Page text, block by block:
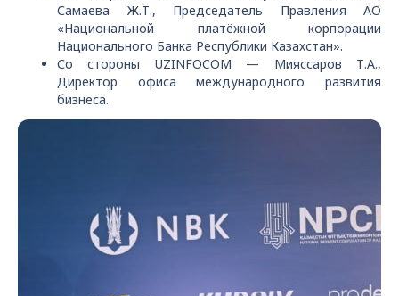
Самаева Ж.Т., Председатель Правления АО
«Национальной платёжной корпорации
Национального Банка Республики Казахстан».
Со стороны UZINFOCOM — Мияссаров Т.А.,
Директор офиса международного развития
бизнеса.